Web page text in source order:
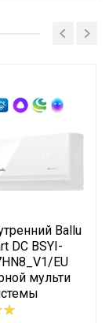
Ballu
DC BSYI-
EU
мульти